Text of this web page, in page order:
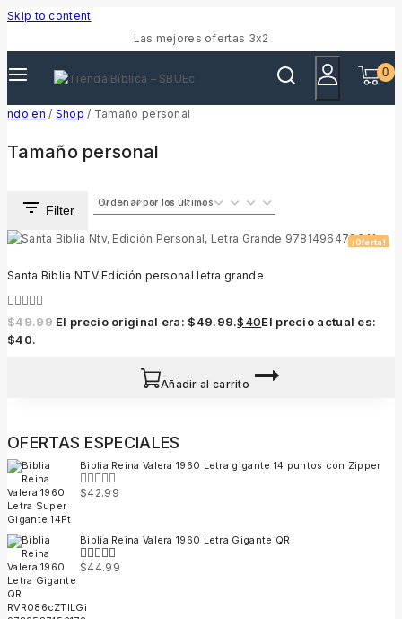
Skip to content
Las mejores ofertas 3x2
0
ndo en / Shop / Tamaño personal
Tamaño personal
Filter
¡Oferta!
Santa Biblia NTV Edición personal letra grande
0
out
of
$49.99 El precio original era: $49.99.$40El precio actual es:
$40.
Añadir al carrito
OFERTAS ESPECIALES
Biblia Reina Valera 1960 Letra gigante 14 puntos con Zipper
0
$42.99
Biblia Reina Valera 1960 Letra Gigante QR
5.00out of
$44.99